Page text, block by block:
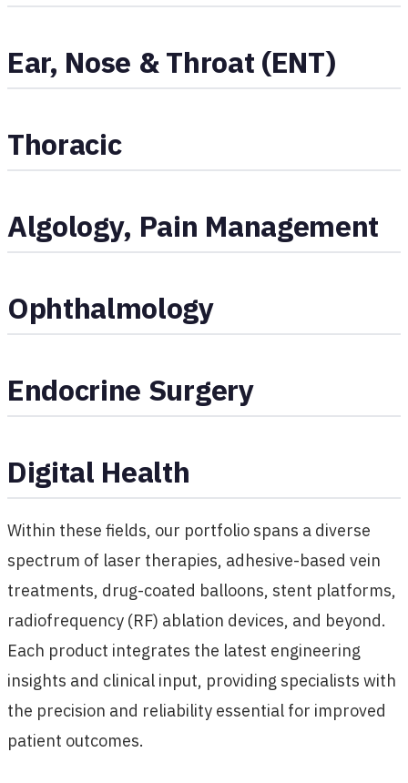
Ear, Nose & Throat (ENT)
Thoracic
Algology, Pain Management
Ophthalmology
Endocrine Surgery
Digital Health
Within these fields, our portfolio spans a diverse
spectrum of laser therapies, adhesive-based vein
treatments, drug-coated balloons, stent platforms,
radiofrequency (RF) ablation devices, and beyond.
Each product integrates the latest engineering
insights and clinical input, providing specialists with
the precision and reliability essential for improved
patient outcomes.